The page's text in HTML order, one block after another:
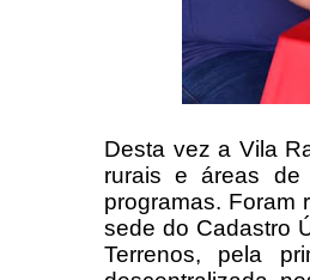
Desta vez a Vila
rurais e áreas de
programas. Foram
sede do Cadastro
Terrenos, pela